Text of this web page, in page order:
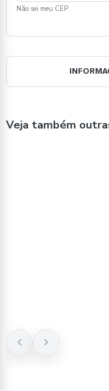
Não sei meu CEP
Veja também